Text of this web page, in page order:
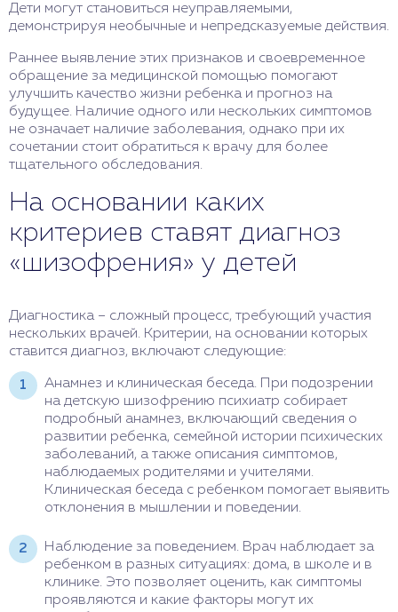
Дети могут становиться неуправляемыми,
демонстрируя необычные и непредсказуемые действия.
Раннее выявление этих признаков и своевременное
обращение за медицинской помощью помогают
улучшить качество жизни ребенка и прогноз на
будущее. Наличие одного или нескольких симптомов
не означает наличие заболевания, однако при их
сочетании стоит обратиться к врачу для более
тщательного обследования.
На основании каких
критериев ставят диагноз
«шизофрения» у детей
Диагностика – сложный процесс, требующий участия
нескольких врачей. Критерии, на основании которых
ставится диагноз, включают следующие:
Анамнез и клиническая беседа. При подозрении
на детскую шизофрению психиатр собирает
подробный анамнез, включающий сведения о
развитии ребенка, семейной истории психических
заболеваний, а также описания симптомов,
наблюдаемых родителями и учителями.
Клиническая беседа с ребенком помогает выявить
отклонения в мышлении и поведении.
Наблюдение за поведением. Врач наблюдает за
ребенком в разных ситуациях: дома, в школе и в
клинике. Это позволяет оценить, как симптомы
проявляются и какие факторы могут их